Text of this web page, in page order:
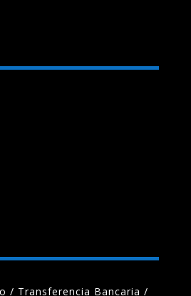
/ Transferencia Bancaria /